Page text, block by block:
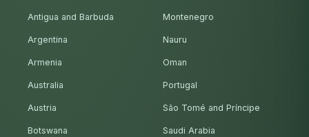
Antigua and Barbuda
Argentina
Armenia
Australia
Austria
Botswana
Montenegro
Nauru
Oman
Portugal
São Tomé and Príncipe
Saudi Arabia